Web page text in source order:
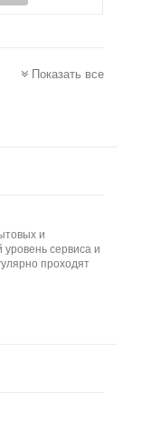
Показать все
и
сервиса и
проходят